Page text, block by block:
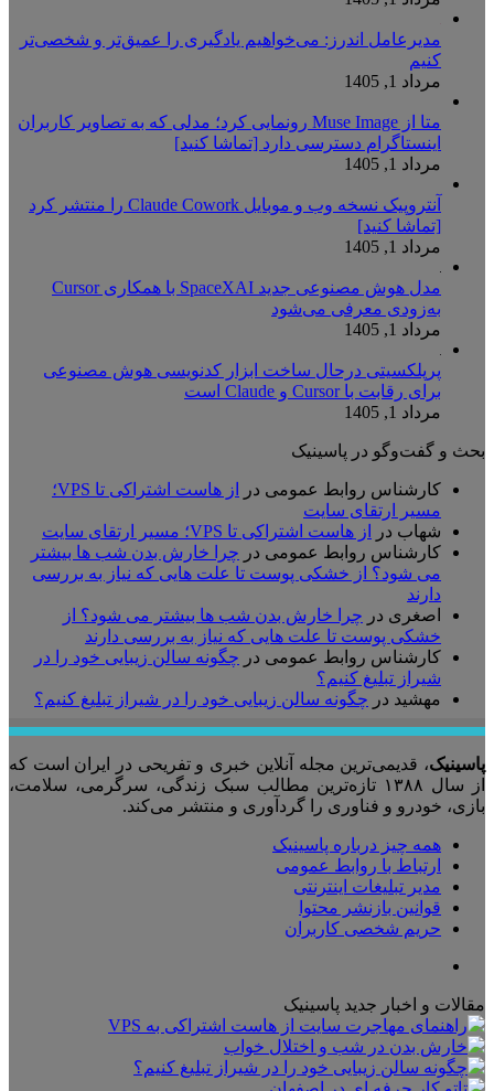
مدیرعامل اندرز: می‌خواهیم یادگیری را عمیق‌تر و شخصی‌تر
کنیم
مرداد 1, 1405
متا از Muse Image رونمایی کرد؛ مدلی که به تصاویر کاربران
اینستاگرام دسترسی دارد [تماشا کنید]
مرداد 1, 1405
آنتروپیک نسخه وب و موبایل Claude Cowork را منتشر کرد
[تماشا کنید]
مرداد 1, 1405
مدل هوش مصنوعی جدید SpaceXAI با همکاری Cursor
به‌زودی معرفی می‌شود
مرداد 1, 1405
پرپلکسیتی درحال ساخت ابزار کدنویسی هوش مصنوعی
برای رقابت با Cursor و Claude است
مرداد 1, 1405
بحث و گفت‌وگو در پاسینیک
کارشناس روابط عمومی در
از هاست اشتراکی تا VPS؛
مسیر ارتقای سایت
شهاب در
از هاست اشتراکی تا VPS؛ مسیر ارتقای سایت
کارشناس روابط عمومی در چرا خارش بدن شب ها بیشتر
می شود؟ از خشکی پوست تا علت هایی که نیاز به بررسی
دارند
اصغری در چرا خارش بدن شب ها بیشتر می شود؟ از
خشکی پوست تا علت هایی که نیاز به بررسی دارند
کارشناس روابط عمومی در چگونه سالن زیبایی خود را در
شیراز تبلیغ کنیم؟
مهشید در چگونه سالن زیبایی خود را در شیراز تبلیغ کنیم؟
پاسینیک، قدیمی‌ترین مجله آنلاین خبری و تفریحی در ایران است که
از سال ۱۳۸۸ تازه‌ترین مطالب سبک زندگی، سرگرمی، سلامت،
بازی، خودرو و فناوری را گردآوری و منتشر می‌کند.
همه چیز درباره پاسینیک
ارتباط با روابط عمومی
مدیر تبلیغات اینترنتی
قوانین بازنشر محتوا
حریم شخصی کاربران
مقالات و اخبار جدید پاسینیک